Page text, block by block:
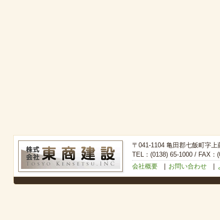
〒041-1104 亀田郡七飯町字上
TEL：(0138) 65-1000 / FAX：
会社概要| お問い合わせ|